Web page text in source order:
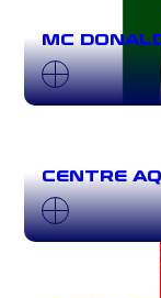
MC
CENTRE